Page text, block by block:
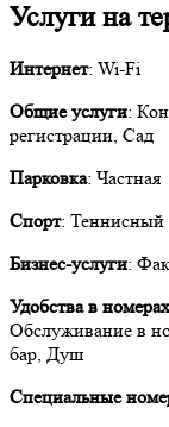
Услуги на
Интернет: Wi-Fi
Общие услуги:
регистрации, Сад
Парковка: Частная
Спорт: Теннисный
Бизнес-услуги:
Удобства в номерах
Обслуживание в
бар, Душ
Специальные